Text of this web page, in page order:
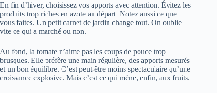
En fin d’hiver, choisissez vos apports avec attention. Évitez les
produits trop riches en azote au départ. Notez aussi ce que
vous faites. Un petit carnet de jardin change tout. On oublie
vite ce qui a marché ou non.
Au fond, la tomate n’aime pas les coups de pouce trop
brusques. Elle préfère une main régulière, des apports mesurés
et un bon équilibre. C’est peut-être moins spectaculaire qu’une
croissance explosive. Mais c’est ce qui mène, enfin, aux fruits.